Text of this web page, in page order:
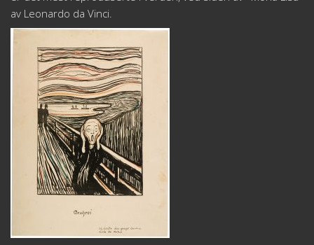
av Leonardo da Vinci.